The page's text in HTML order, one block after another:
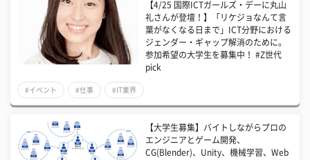
【4/25 国際ICTガールズ・デーに丸山
礼さんが登壇！】「リケジョなんて言
葉がなくなる日まで」ICT分野における
ジェンダー・ギャップ解消のために。
参加希望の大学生を募集中！ #Z世代
pick
#イベント #仕事 #IT業界
【大学生募集】バイトしながらプロの
エンジニアとゲーム開発、
CG(Blender)、Unity、機械学習、Web